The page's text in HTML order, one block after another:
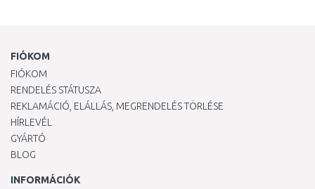
FIÓKOM
FIÓKOM
RENDELÉS STÁTUSZA
REKLAMÁCIÓ, ELÁLLÁS, MEGRENDELÉS TÖRLÉSE
HÍRLEVÉL
GYÁRTÓ
BLOG
INFORMÁCIÓK